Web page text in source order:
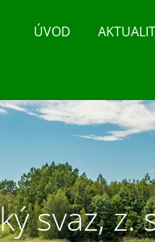
ÚVOD
svaz,